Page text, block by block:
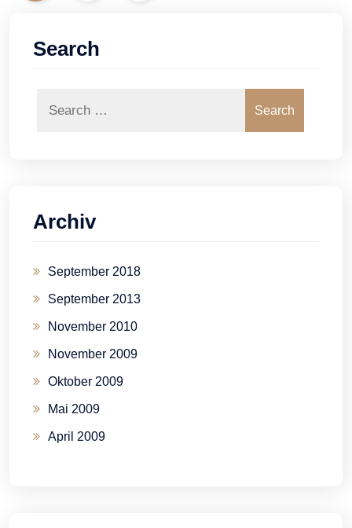
Search
Search
Archiv
September 2018
September 2013
November 2010
November 2009
Oktober 2009
Mai 2009
April 2009